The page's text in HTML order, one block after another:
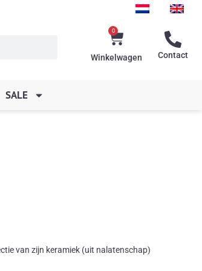
0
Winkelwagen
Winkelwagen Contact
SALE
van zijn keramiek (uit nalatenschap)